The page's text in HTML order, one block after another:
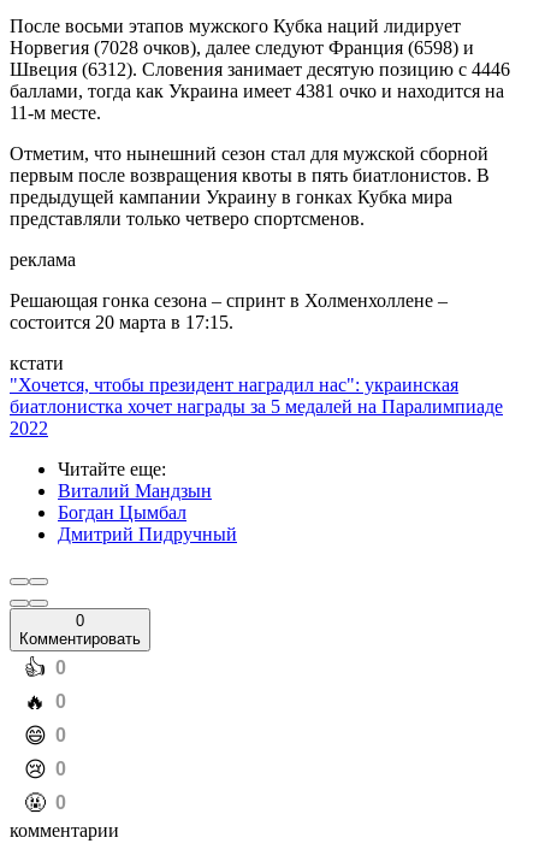
После восьми этапов мужского Кубка наций лидирует
Норвегия (7028 очков), далее следуют Франция (6598) и
Швеция (6312). Словения занимает десятую позицию с 4446
баллами, тогда как Украина имеет 4381 очко и находится на
11-м месте.
Отметим, что нынешний сезон стал для мужской сборной
первым после возвращения квоты в пять биатлонистов. В
предыдущей кампании Украину в гонках Кубка мира
представляли только четверо спортсменов.
реклама
Решающая гонка сезона – спринт в Холменхоллене –
состоится 20 марта в 17:15.
кстати
"Хочется, чтобы президент наградил нас": украинская
биатлонистка хочет награды за 5 медалей на Паралимпиаде
2022
Читайте еще:
Виталий Мандзын
Богдан Цымбал
Дмитрий Пидручный
0
Комментировать
️👍 0
️🔥 0
️😄 0
️😢 0
️🤬 0
комментарии